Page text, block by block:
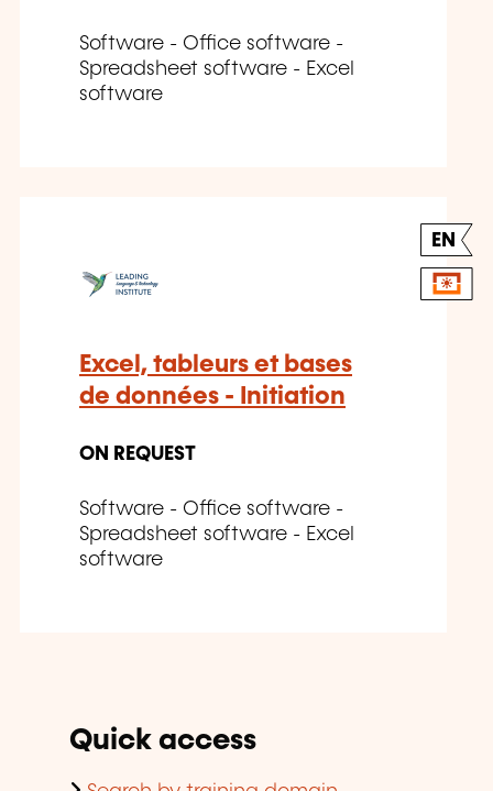
Software - Office software -
Spreadsheet software - Excel
software
EN
Excel, tableurs et bases
de données - Initiation
ON REQUEST
Software - Office software -
Spreadsheet software - Excel
software
Quick access